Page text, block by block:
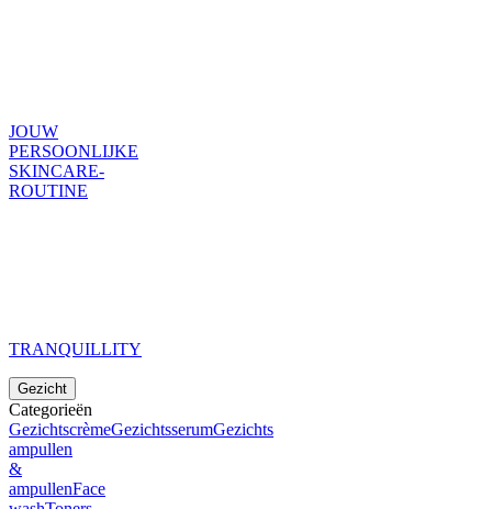
JOUW
PERSOONLIJKE
SKINCARE-
ROUTINE
TRANQUILLITY
Gezicht
Categorieën
GezichtscrèmeGezichtsserumGezichts
ampullen
&
ampullenFace